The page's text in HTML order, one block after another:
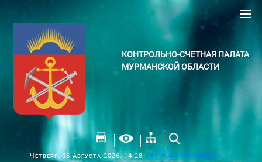
КОНТРОЛЬНО-СЧЕТНАЯ ПАЛАТА
МУРМАНСКОЙ ОБЛАСТИ
Четверг, 06 Августа 2026, 14:28 Погода в Мурманске